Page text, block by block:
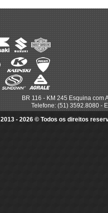
BR 116 - KM 245 Esquina com
Telefone: (51) 3592.8080 -
2013 - 2026 © Todos os direitos